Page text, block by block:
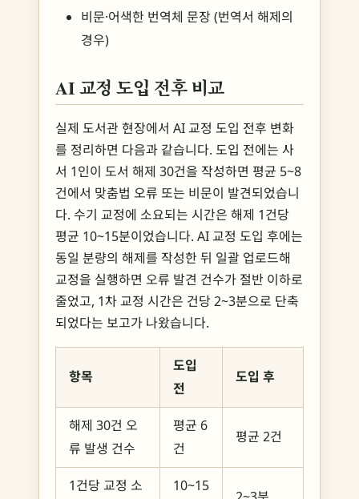
비문·어색한 번역체 문장 (번역서 해제의
경우)
AI 교정 도입 전후 비교
실제 도서관 현장에서 AI 교정 도입 전후 변화
를 정리하면 다음과 같습니다. 도입 전에는 사
서 1인이 도서 해제 30건을 작성하면 평균 5~8
건에서 맞춤법 오류 또는 비문이 발견되었습니
다. 수기 교정에 소요되는 시간은 해제 1건당
평균 10~15분이었습니다. AI 교정 도입 후에는
동일 분량의 해제를 작성한 뒤 일괄 업로드해
교정을 실행하면 오류 발견 건수가 절반 이하로
줄었고, 1차 교정 시간은 건당 2~3분으로 단축
되었다는 보고가 나왔습니다.
항목
도입
전
도입 후
해제 30건 오
류 발생 건수
평균 6
건
평균 2건
1건당 교정 소 10~15